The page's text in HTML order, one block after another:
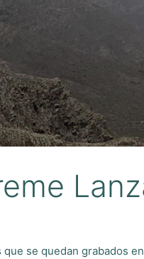
que se quedan grabados